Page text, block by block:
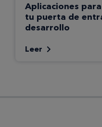
Aplicaciones
tu puerta de
desarrollo
Leer